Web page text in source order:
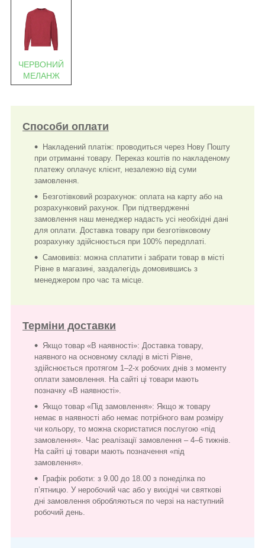
ЧЕРВОНИЙ
МЕЛАНЖ
Способи оплати
Накладений платіж: проводиться через Нову Пошту
при отриманні товару. Переказ коштів по накладеному
платежу оплачує клієнт, незалежно від суми
замовлення.
Безготівковий розрахунок: оплата на карту або на
розрахунковий рахунок. При підтвердженні
замовлення наш менеджер надасть усі необхідні дані
для оплати. Доставка товару при безготівковому
розрахунку здійснюється при 100% передплаті.
Самовивіз: можна сплатити і забрати товар в місті
Рівне в магазині, заздалегідь домовившись з
менеджером про час та місце.
Терміни доставки
Якщо товар «В наявності»: Доставка товару,
наявного на основному складі в місті Рівне,
здійснюється протягом 1–2-х робочих днів з моменту
оплати замовлення. На сайті ці товари мають
позначку «В наявності».
Якщо товар «Під замовлення»: Якщо ж товару
немає в наявності або немає потрібного вам розміру
чи кольору, то можна скористатися послугою «під
замовлення». Час реалізації замовлення – 4–6 тижнів.
На сайті ці товари мають позначення «під
замовлення».
Графік роботи: з 9.00 до 18.00 з понеділка по
п’ятницю. У неробочий час або у вихідні чи святкові
дні замовлення обробляються по черзі на наступний
робочий день.